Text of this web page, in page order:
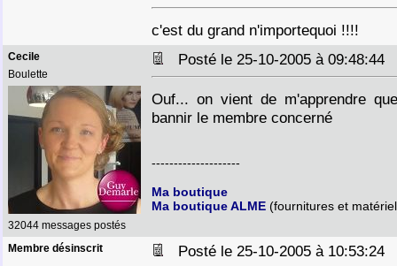
c'est du grand n'importequoi !!!!
Cecile
Boulette
32044 messages postés
Posté le 25-10-2005 à 09:48:44
Ouf... on vient de m'apprendre
bannir le membre concerné
--------------------
Ma boutique
Ma boutique ALME (fournitures et
Membre désinscrit Posté le 25-10-2005 à 10:53:24